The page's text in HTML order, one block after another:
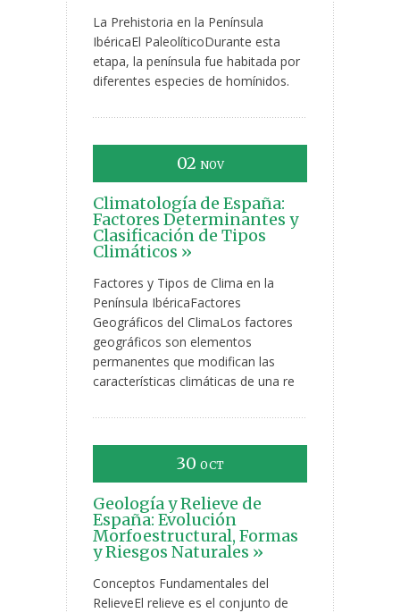
La Prehistoria en la Península
IbéricaEl PaleolíticoDurante esta
etapa, la península fue habitada por
diferentes especies de homínidos.
02 NOV
Climatología de España:
Factores Determinantes y
Clasificación de Tipos
Climáticos »
Factores y Tipos de Clima en la
Península IbéricaFactores
Geográficos del ClimaLos factores
geográficos son elementos
permanentes que modifican las
características climáticas de una re
30 OCT
Geología y Relieve de
España: Evolución
Morfoestructural, Formas
y Riesgos Naturales »
Conceptos Fundamentales del
RelieveEl relieve es el conjunto de